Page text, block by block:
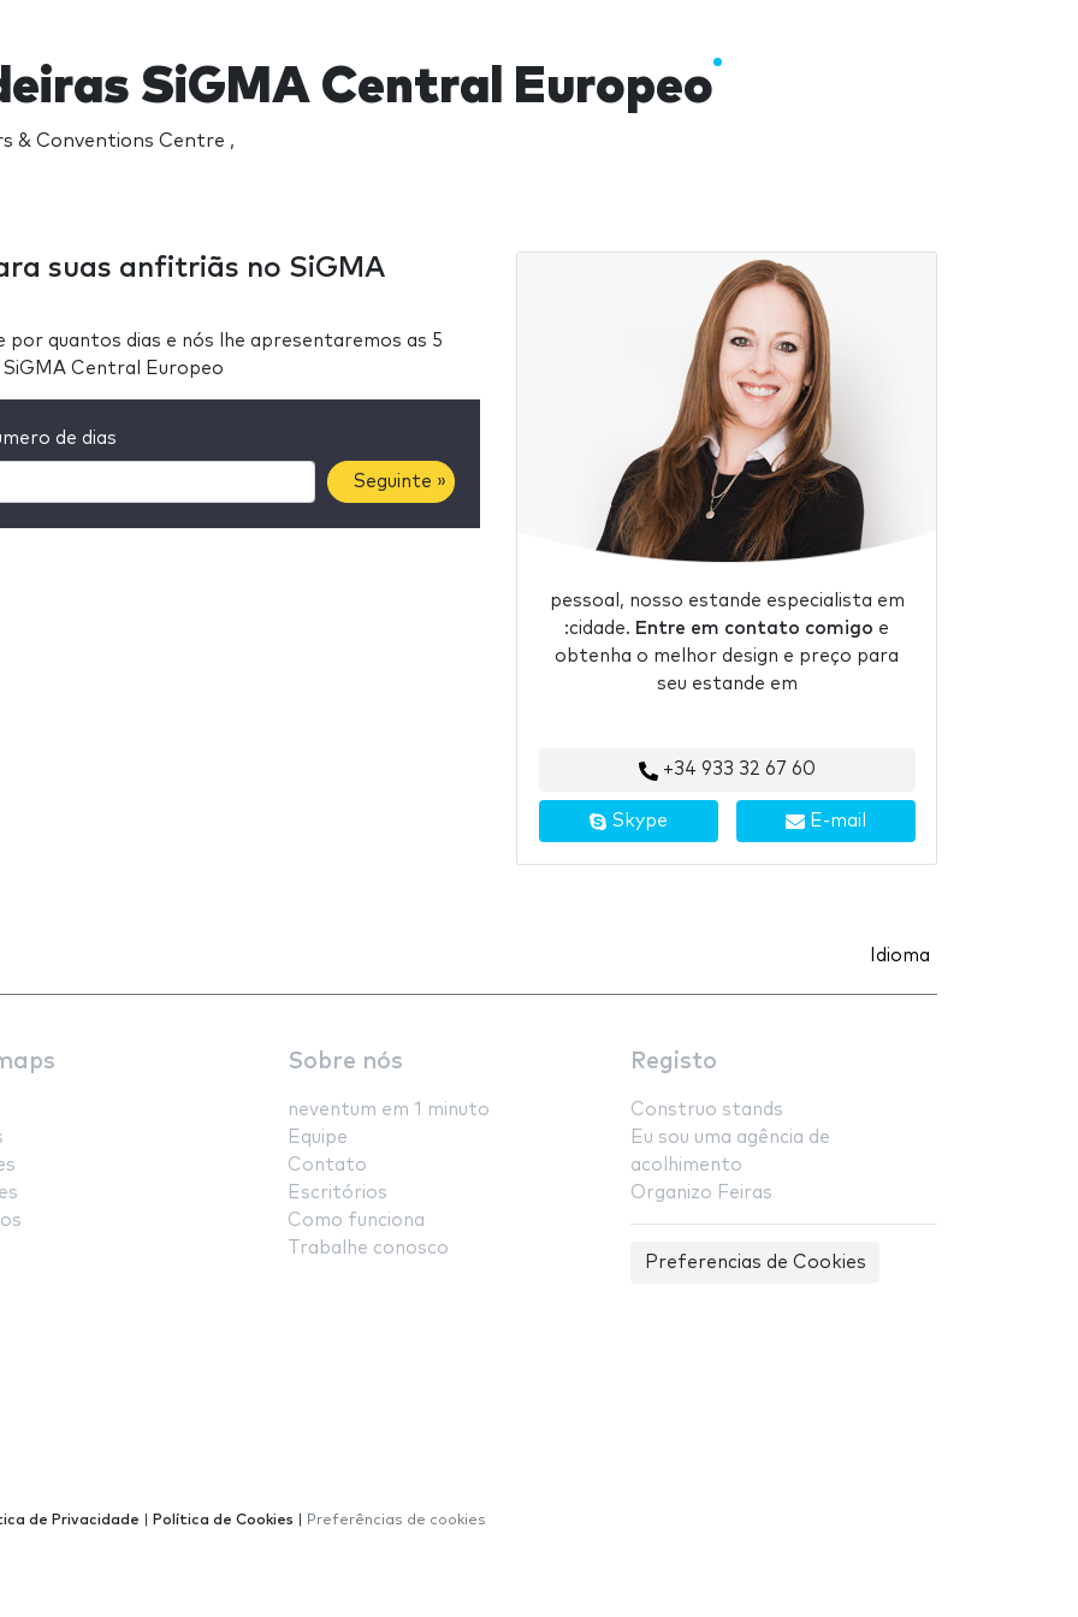
SiGMA Central Europeo
& Conventions Centre ,
suas anfitriãs no SiGMA
por quantos dias e nós lhe apresentaremos as 5
SiGMA Central Europeo
de dias
Seguinte »
pessoal, nosso estande especialista em
:cidade. Entre em contato comigo e
obtenha o melhor design e preço para
seu estande em
+34 933 32 67 60
Skype E-mail
Idioma
Sobre nós
neventum em 1 minuto
Equipe
Contato
Escritórios
Como funciona
Trabalhe conosco
Registo
Construo stands
Eu sou uma agência de
acolhimento
Organizo Feiras
Preferencias de Cookies
de Privacidade Política de Cookies Preferências de cookies